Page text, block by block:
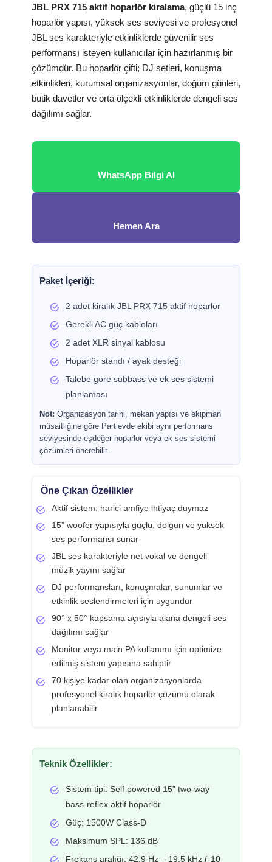
JBL PRX 715 aktif hoparlör kiralama, güçlü 15 inç
hoparlör yapısı, yüksek ses seviyesi ve profesyonel
JBL ses karakteriyle etkinliklerde güvenilir ses
performansı isteyen kullanıcılar için hazırlanmış bir
çözümdür. Bu hoparlör çifti; DJ setleri, konuşma
etkinlikleri, kurumsal organizasyonlar, doğum günleri,
butik davetler ve orta ölçekli etkinliklerde dengeli ses
dağılımı sağlar.
WhatsApp Bilgi Al
Hemen Ara
Paket İçeriği:
2 adet kiralık JBL PRX 715 aktif hoparlör
Gerekli AC güç kabloları
2 adet XLR sinyal kablosu
Hoparlör standı / ayak desteği
Talebe göre subbass ve ek ses sistemi
planlaması
Not: Organizasyon tarihi, mekan yapısı ve ekipman
müsaitliğine göre Partievde ekibi aynı performans
seviyesinde eşdeğer hoparlör veya ek ses sistemi
çözümleri önerebilir.
Öne Çıkan Özellikler
Aktif sistem: harici amfiye ihtiyaç duymaz
15” woofer yapısıyla güçlü, dolgun ve yüksek
ses performansı sunar
JBL ses karakteriyle net vokal ve dengeli
müzik yayını sağlar
DJ performansları, konuşmalar, sunumlar ve
etkinlik seslendirmeleri için uygundur
90° x 50° kapsama açısıyla alana dengeli ses
dağılımı sağlar
Monitor veya main PA kullanımı için optimize
edilmiş sistem yapısına sahiptir
70 kişiye kadar olan organizasyonlarda
profesyonel kiralık hoparlör çözümü olarak
planlanabilir
Teknik Özellikler:
Sistem tipi: Self powered 15” two-way
bass-reflex aktif hoparlör
Güç: 1500W Class-D
Maksimum SPL: 136 dB
Frekans aralığı: 42.9 Hz – 19.5 kHz (-10